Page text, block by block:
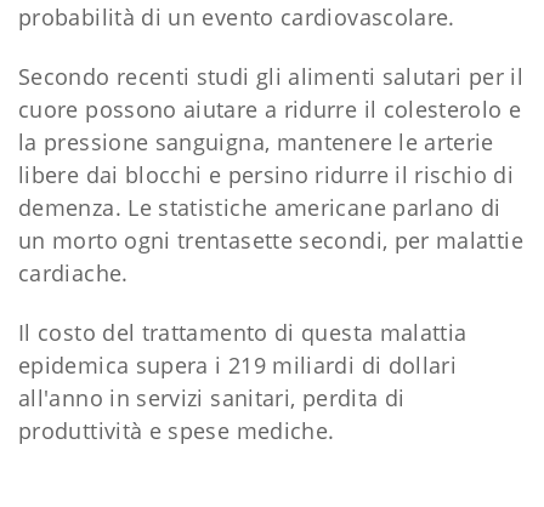
probabilità di un evento cardiovascolare.
Secondo recenti studi gli alimenti salutari per il
cuore possono aiutare a ridurre il colesterolo e
la pressione sanguigna, mantenere le arterie
libere dai blocchi e persino ridurre il rischio di
demenza. Le statistiche americane parlano di
un morto ogni trentasette secondi, per malattie
cardiache.
Il costo del trattamento di questa malattia
epidemica supera i 219 miliardi di dollari
all'anno in servizi sanitari, perdita di
produttività e spese mediche.